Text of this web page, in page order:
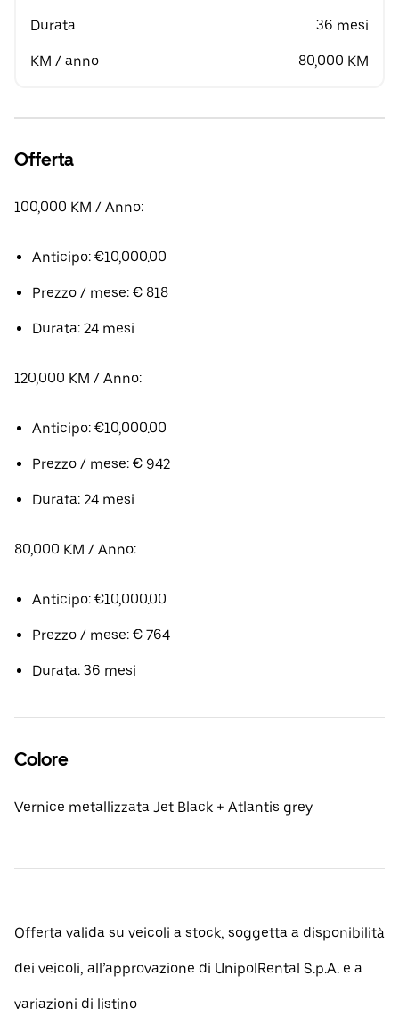
Durata 36 mesi
KM / anno 80,000 KM
Offerta
100,000 KM / Anno:
Anticipo: €10,000.00
Prezzo / mese: € 818
Durata: 24 mesi
120,000 KM / Anno:
Anticipo: €10,000.00
Prezzo / mese: € 942
Durata: 24 mesi
80,000 KM / Anno:
Anticipo: €10,000.00
Prezzo / mese: € 764
Durata: 36 mesi
Colore
Vernice metallizzata Jet Black + Atlantis grey
Offerta valida su veicoli a stock, soggetta a disponibilità
dei veicoli, all’approvazione di UnipolRental S.p.A. e a
variazioni di listino